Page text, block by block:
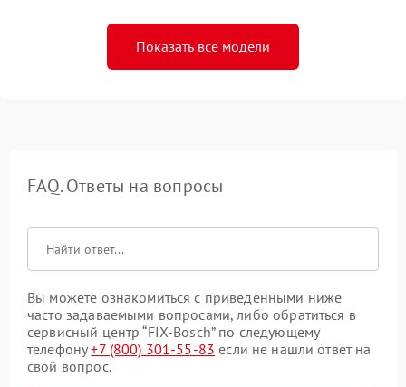
Показать все модели
FAQ. Ответы на вопросы
Вы можете ознакомиться с приведенными ниже
часто задаваемыми вопросами, либо обратиться в
сервисный центр “FIX-Bosch” по следующему
телефону+7 (800) 301-55-83 если не нашли ответ на
свой вопрос.